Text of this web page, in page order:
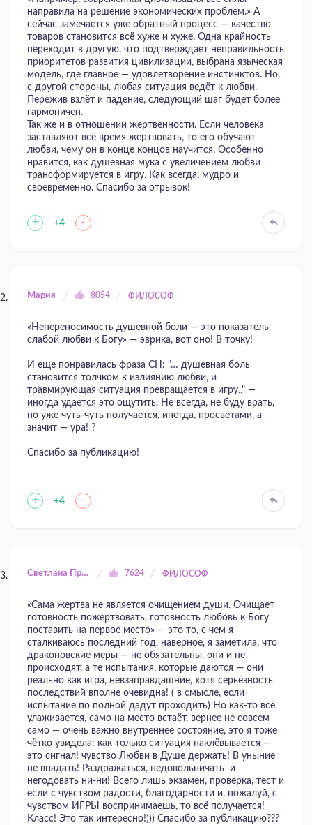
направила на решение экономических проб­лем.» А
сейчас замечается уже обратный процесс — качество
товаров становится всё хуже и хуже. Одна крайность
переходит в другую, что подтверждает неправильность
приоритетов развития цивилизации, выбрана языческая
модель, где главное — удовлетворение инстинктов. Но,
с другой стороны, любая ситуация ведёт к любви.
Пережив взлёт и падение, следующий шаг будет более
гармоничен.
Так же и в отношении жертвенности. Если человека
заставляют всё время жертвовать, то его обучают
любви, чему он в конце концов научится. Особенно
нравится, как душевная мука с увеличением любви
трансформируется в игру. Как всегда, мудро и
своевременно. Спасибо за отрывок!
+ +4 -
Мария 8054 ФИЛОСОФ
«Непереносимость душевной боли — это показа­тель
слабой любви к Богу» — эврика, вот оно! В точку!
И еще понравилась фраза СН: "… ду­шевная боль
становится толчком к излиянию любви, и
травмирующая ситуация превращается в игру.." —
иногда удается это ощутить. Не всегда, не буду врать,
но уже чуть-чуть получается, иногда, просветами, а
значит — ура! ?
Спасибо за публикацию!
+ +4 -
Светлана Прилуцкая 7624 ФИЛОСОФ
«Сама жертва не является очищением души. Очищает
готовность пожертвовать, готовность любовь к Богу
поставить на первое место» — это то, с чем я
сталкиваюсь последний год, наверное, я заметила, что
драконовские меры — не обязательны, они и не
происходят, а те испытания, которые даются — они
реально как игра, невзаправдашние, хотя серьёзность
последствий вполне очевидна! ( в смысле, если
испытание по полной дадут проходить) Но как-то всё
улаживается, само на место встаёт, вернее не совсем
само — очень важно внутреннее состояние, это я тоже
чётко увидела: как только ситуация наклёвывается —
это сигнал! чувство Любви в Душе держать! В уныние
не впадать! Раздражаться, недовольничать и
негодовать ни-ни! Всего лишь экзамен, проверка, тест и
если с чувством радости, благодарности и, пожалуй, с
чувством ИГРЫ воспринимаешь, то всё получается!
Класс! Это так интересно!))) Спасибо за публикацию???